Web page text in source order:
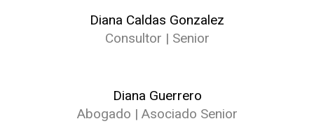
Diana Caldas Gonzalez
Consultor | Senior
Diana Guerrero
Abogado | Asociado Senior